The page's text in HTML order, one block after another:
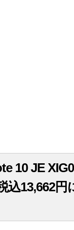
10 JE
込13,662円